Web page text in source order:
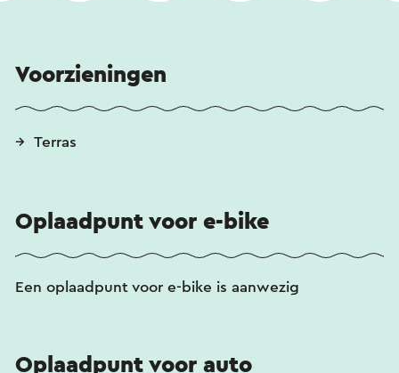
Voorzieningen
Terras
Oplaadpunt voor e-bike
Een oplaadpunt voor e-bike is aanwezig
Oplaadpunt voor auto